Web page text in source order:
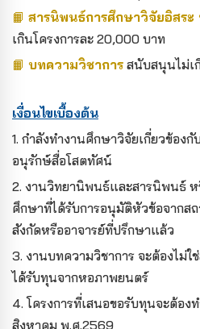
📙 สารนิพนธ์การศึกษาวิจัยอิสระ
เกินโครงการละ 20,000 บาท
📙 บทความวิชาการ สนับสนุนไม่เ
เงื่อนไขเบื้องต้น
1. กำลังทำงานศึกษาวิจัยเกี่ยวข้อง
อนุรักษ์สื่อโสตทัศน์
2. งานวิทยานิพนธ์และสารนิพนธ์ ห
ศึกษาที่ได้รับการอนุมัติหัวข้อจากส
สังกัดหรืออาจารย์ที่ปรึกษาแล้ว
3. งานบทความวิชาการ จะต้องไม่ใ
ได้รับทุนจากหอภาพยนตร์
4. โครงการที่เสนอขอรับทุนจะต้อง
สิงหาคม พ.ศ.2569